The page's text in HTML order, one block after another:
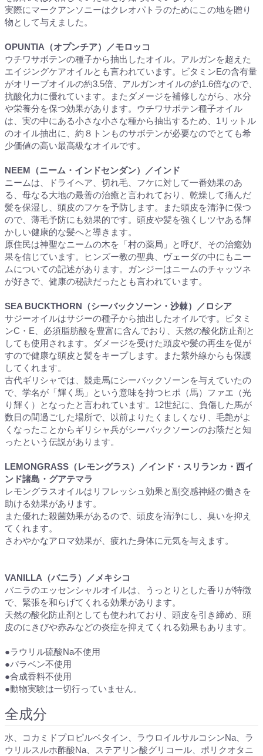
実際にマークアンソニーはクレオパトラのためにこの地を贈り
物として与えました。
OPUNTIA（オプンチア）／モロッコ
ウチワサボテンの種子から抽出したオイル。アルガンを超えた
エイジングケアオイルとも言われています。ビタミンEの含有量
がオリーブオイルの約3.5倍、アルガンオイルの約1.6倍なので、
抗酸化力に優れています。またダメージを補修しながら、水分
や栄養分を保つ効果があります。ウチワサボテン種子オイル
は、実の中にある小さな小さな種から抽出するため、1リットル
のオイル抽出に、約８トンものサボテンが必要なのでとても希
少価値の高い最高級なオイルです。
NEEM（ニーム・インドセンダン）／インド
ニームは、ドライヘア、切れ毛、フケに対して一番効果のあ
る、母なる大地の最善の治癒と言われており、乾燥して痛んだ
髪を保湿し、頭皮のフケを予防します。また頭皮を清浄に保つ
ので、薄毛予防にも効果的です。頭皮や髪を強くしツヤある輝
かしい健康的な髪へと導きます。
原住民は神聖なニームの木を「村の薬局」と呼び、その治癒効
果を信じています。ヒンズー教の聖典、ヴェーダの中にもニー
ムについての記述があります。ガンジーはニームのチャッツネ
が好きで、健康の秘訣だったとも言われています。
SEA BUCKTHORN（シーバックソーン・沙棘）／ロシア
サジーオイルはサジーの種子から抽出したオイルです。ビタミ
ンC・E、必須脂肪酸を豊富に含んでおり、天然の酸化防止剤と
しても使用されます。ダメージを受けた頭皮や髪の再生を促が
すので健康な頭皮と髪をキープします。また紫外線からも保護
してくれます。
古代ギリシャでは、競走馬にシーバックソーンを与えていたの
で、学名が「輝く馬」という意味を持つヒポ（馬）ファエ（光
り輝く）となったと言われています。12世紀に、負傷した馬が
数日の間過ごした場所で、以前よりたくましくなり、毛艶がよ
くなったことからギリシャ兵がシーバックソーンのお蔭だと知
ったという伝説があります。
LEMONGRASS（レモングラス）／インド・スリランカ・西イ
ンド諸島・グアテマラ
レモングラスオイルはリフレッシュ効果と副交感神経の働きを
助ける効果があります。
また優れた殺菌効果があるので、頭皮を清浄にし、臭いを抑え
てくれます。
さわやかなアロマ効果が、疲れた身体に元気を与えます。
VANILLA（バニラ）／メキシコ
バニラのエッセンシャルオイルは、うっとりとした香りが特徴
で、緊張を和らげてくれる効果があります。
天然の酸化防止剤としても使われており、頭皮を引き締め、頭
皮のにきびや赤みなどの炎症を抑えてくれる効果もあります。
●ラウリル硫酸Na不使用
●パラベン不使用
●合成香料不使用
●動物実験は一切行っていません。
全成分
水、コカミドプロピルベタイン、ラウロイルサルコシンNa、ラ
ウリルスルホ酢酸Na、ステアリン酸グリコール、ポリクオタニ